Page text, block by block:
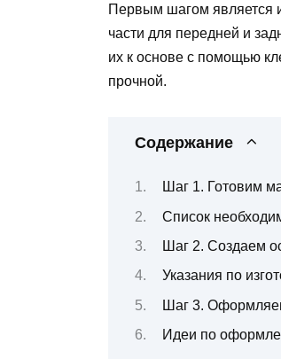
Первым шагом является
части для передней и
их к основе с помощью
прочной.
Содержание
Шаг 1. Готовим
Список
Шаг 2. Создаем
Указания по
Шаг 3.
Идеи по